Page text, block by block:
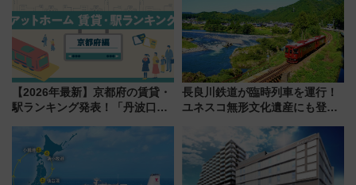
【2026年最新】京都府の賃貸・
駅ランキング発表！「丹波口」
由は？
長良川鉄道が臨時列車を運行！
ユネスコ無形文化遺産にも登録
に 乗車には予約が必要